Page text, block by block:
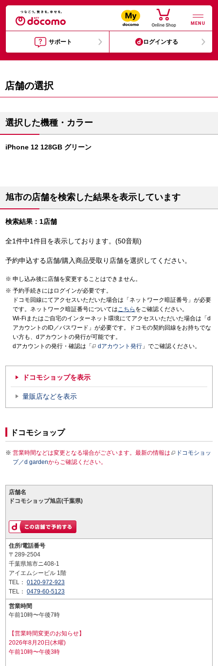
MENU
サポート ログインする
店舗の選択
選択した機種・カラー
iPhone 12 128GB グリーン
旭市の店舗を検索した結果を表示しています
検索結果：1店舗
全1件中1件目を表示しております。(50音順)
予約申込する店舗/購入商品受取り店舗を選択してください。
申し込み後に店舗を変更することはできません。
予約手続きにはログインが必要です。
ドコモ回線にてアクセスいただいた場合は「ネットワーク暗証番号」が必要
です。ネットワーク暗証番号についてはこちら をご確認ください。
Wi-Fiまたはご自宅のインターネット環境にてアクセスいただいた場合は「d
アカウントのID／パスワード」が必要です。ドコモの契約回線をお持ちでな
い方も、dアカウントの発行が可能です。
dアカウントの発行・確認は「
dアカウント発行 」でご確認ください。
ドコモショップを表示
量販店などを表示
ドコモショップ
営業時間などは変更となる場合がございます。最新の情報は
ドコモショッ
プ／d gardenからご確認ください。
店舗名
ドコモショップ旭店(千葉県)
住所/電話番号
〒289-2504
千葉県旭市ニ408-1
アイエムシービル 1階
TEL： 0120-972-923
TEL： 0479-60-5123
営業時間
午前10時〜午後7時
【営業時間変更のお知らせ】
2026年8月20日(木曜)
午前10時〜午後3時